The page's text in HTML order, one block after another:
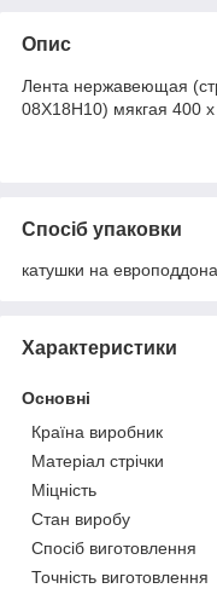
Опис
Лента нержавеющая
08Х18Н10) мякгая 400
Спосіб упаковки
катушки на
Характеристики
Основні
Країна виробник
Матеріал стрічки
Міцність
Стан виробу
Спосіб виготовлення
Точність виготовлення